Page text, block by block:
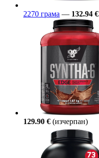
2270 грама — 132.94 €
129.90 € (изчерпан)